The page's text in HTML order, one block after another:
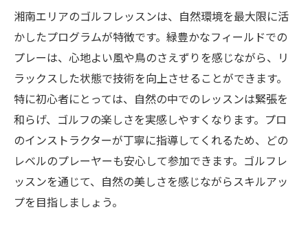
湘南エリアのゴルフレッスンは、自然環境を最大限に活
かしたプログラムが特徴です。緑豊かなフィールドでの
プレーは、心地よい風や鳥のさえずりを感じながら、リ
ラックスした状態で技術を向上させることができます。
特に初心者にとっては、自然の中でのレッスンは緊張を
和らげ、ゴルフの楽しさを実感しやすくなります。プロ
のインストラクターが丁寧に指導してくれるため、どの
レベルのプレーヤーも安心して参加できます。ゴルフレ
ッスンを通じて、自然の美しさを感じながらスキルアッ
プを目指しましょう。